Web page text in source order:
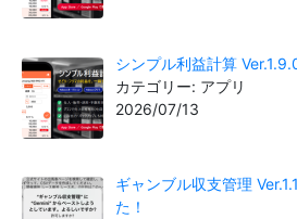
シンプル利益計算
カテゴリー: アプリ
2026/07/13
ギャンブル収支管理
た！